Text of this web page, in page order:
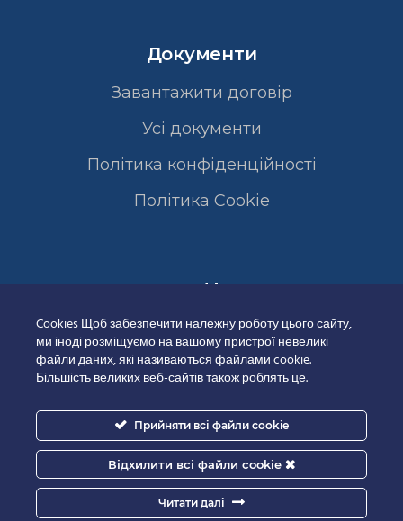
Документи
Завантажити договір
Усі документи
Політика конфіденційності
Полiтика Cookie
Сертифікати
Cookies Щоб забезпечити належну роботу цього сайту,
ми іноді розміщуємо на вашому пристрої невеликі
файли даних, які називаються файлами cookie.
Більшість великих веб-сайтів також роблять це.
Прийняти всі файли cookie
Відхилити всі файли cookie
Читати далі